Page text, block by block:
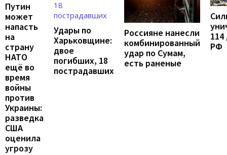
Путин
может
напасть
на
страну
НАТО
ещё во
время
войны
против
Украины:
разведка
США
оценила
угрозу
Удары по
Харьковщине:
двое
погибших, 18
пострадавших
Россияне нанесли
комбинированный
удар по Сумам,
есть раненые
РФ